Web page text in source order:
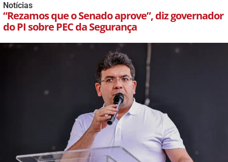
Notícias
“Rezamos que o Senado aprove”, diz governador
do PI sobre PEC da Segurança